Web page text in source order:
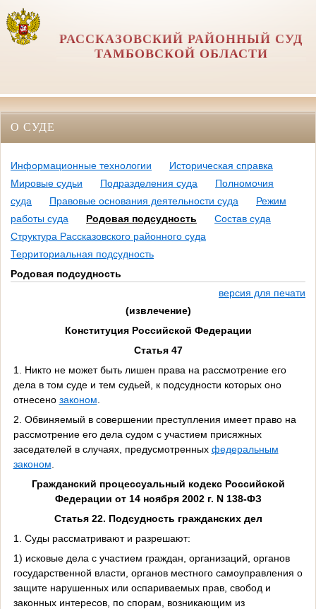
РАССКАЗОВСКИЙ РАЙОННЫЙ СУД
ТАМБОВСКОЙ ОБЛАСТИ
О СУДЕ
Информационные технологии
Историческая справка
Мировые судьи
Подразделения суда
Полномочия
суда
Правовые основания деятельности суда
Режим
работы суда
Родовая подсудность
Состав суда
Структура Рассказовского районного суда
Территориальная подсудность
Родовая подсудность
версия для печати
(извлечение)
Конституция Российской Федерации
Статья 47
1. Никто не может быть лишен права на рассмотрение его
дела в том суде и тем судьей, к подсудности которых оно
отнесено законом
2. Обвиняемый в совершении преступления имеет право на
рассмотрение его дела судом с участием присяжных
заседателей в случаях, предусмотренных федеральным
законом
Гражданский процессуальный кодекс Российской
Федерации от 14 ноября 2002 г. N 138-ФЗ
Статья 22. Подсудность гражданских дел
1. Суды рассматривают и разрешают:
1) исковые дела с участием граждан, организаций, органов
государственной власти, органов местного самоуправления о
защите нарушенных или оспариваемых прав, свобод и
законных интересов, по спорам, возникающим из